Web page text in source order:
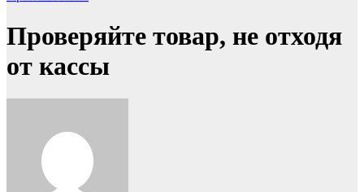
Проверяйте товар, не отходя
от кассы